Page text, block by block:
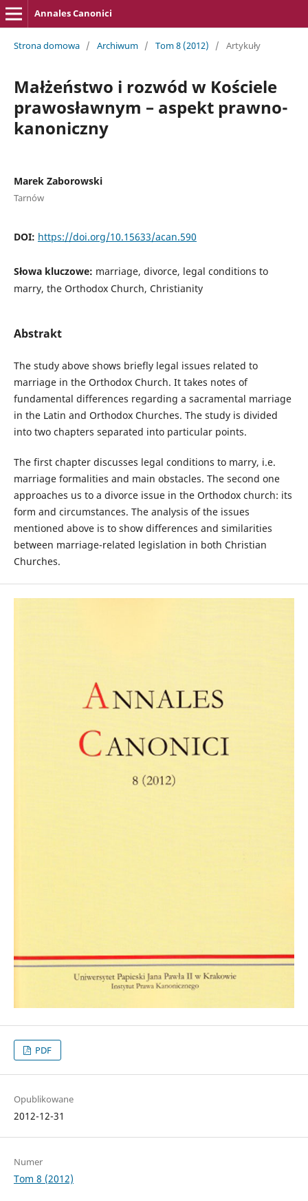
Annales Canonici
Strona domowa / Archiwum / Tom 8 (2012) / Artykuły
Małżeństwo i rozwód w Kościele
prawosławnym – aspekt prawno-
kanoniczny
Marek Zaborowski
Tarnów
DOI: https://doi.org/10.15633/acan.590
Słowa kluczowe: marriage, divorce, legal conditions to
marry, the Orthodox Church, Christianity
Abstrakt
The study above shows briefly legal issues related to
marriage in the Orthodox Church. It takes notes of
fundamental differences regarding a sacramental marriage
in the Latin and Orthodox Churches. The study is divided
into two chapters separated into particular points.
The first chapter discusses legal conditions to marry, i.e.
marriage formalities and main obstacles. The second one
approaches us to a divorce issue in the Orthodox church: its
form and circumstances. The analysis of the issues
mentioned above is to show differences and similarities
between marriage-related legislation in both Christian
Churches.
PDF
Opublikowane
2012-12-31
Numer
Tom 8 (2012)